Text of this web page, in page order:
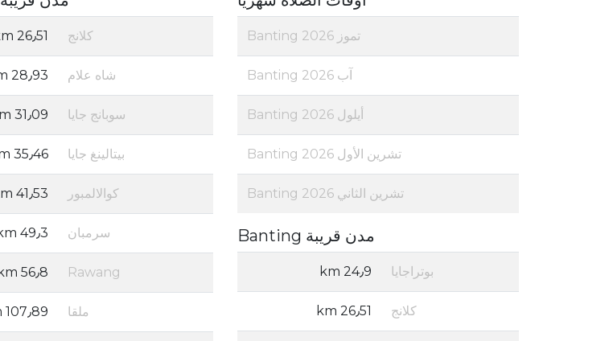
تموز 2026 Banting
آب 2026 Banting
أيلول 2026 Banting
تشرين الأول 2026 Banting
تشرين الثاني 2026 Banting
مدن قريبة Banting
بوتراجايا 24٫9 km
كلانج 26٫51 km
كلانج 26٫51 km
شاه علام 28٫93 km
سوبانج جايا 31٫09 km
بيتالينغ جايا 35٫46 km
كوالالمبور 41٫53 km
سرمبان 49٫3 km
Rawang 56٫8 km
ملقا 107٫89 km